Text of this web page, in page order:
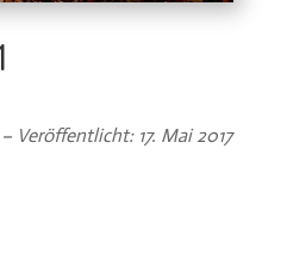
Veröffentlicht: 17. Mai 2017